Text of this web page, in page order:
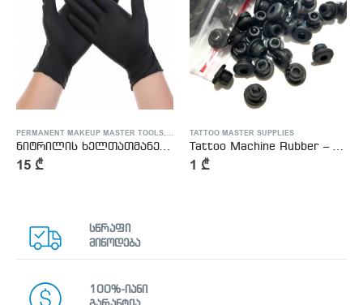
PERMANENT MAKEUP MASTER TOOLS, TATTOO MASTER SUPPLIES
15 ₾
TATTOO MASTER SUPPLIES
1 ₾
სწრაფი
მიწოდება
100%-იანი